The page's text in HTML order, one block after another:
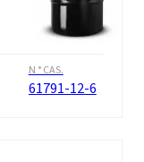
N ° CAS.
61791-12-6